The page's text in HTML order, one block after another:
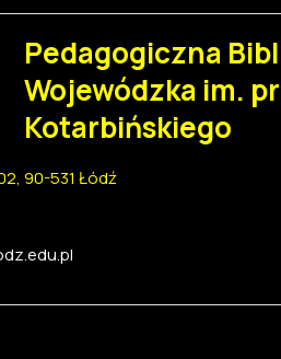
Pedagogiczna
Wojewódzka im.
Kotarbińskiego
90-531 Łódź